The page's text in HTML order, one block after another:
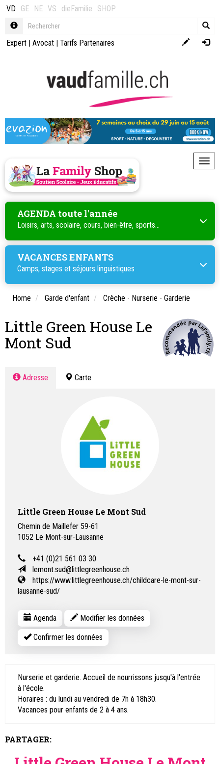
VD GE NE VS dieFamilie SHOP
Expert | Avocat | Tarifs Partenaires
AGENDA toute l'année
Loisirs, arts, scolaire, cours, bien-être, sports...
VACANCES ENFANTS
Camps, stages et séjours linguistiques
Home Garde d'enfant Crèche - Nurserie - Garderie
Little Green House Le
Mont Sud
Adresse Carte
Little Green House Le Mont Sud
Chemin de Maillefer 59-61
1052 Le Mont-sur-Lausanne
+41 (0)21 561 03 30
lemont.sud@littlegreenhouse.ch
https://www.littlegreenhouse.ch/childcare-le-mont-sur-
lausanne-sud/
Agenda Modifier les données
Confirmer les données
Nurserie et garderie. Accueil de nourrissons jusqu'à l'entrée
à l'école.
Horaires : du lundi au vendredi de 7h à 18h30.
Vacances pour enfants de 2 à 4 ans.
PARTAGER: